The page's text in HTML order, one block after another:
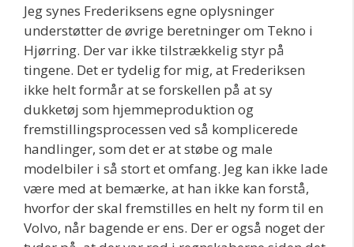
Jeg synes Frederiksens egne oplysninger
understøtter de øvrige beretninger om Tekno i
Hjørring. Der var ikke tilstrækkelig styr på
tingene. Det er tydelig for mig, at Frederiksen
ikke helt formår at se forskellen på at sy
dukketøj som hjemmeproduktion og
fremstillingsprocessen ved så komplicerede
handlinger, som det er at støbe og male
modelbiler i så stort et omfang. Jeg kan ikke lade
være med at bemærke, at han ikke kan forstå,
hvorfor der skal fremstilles en helt ny form til en
Volvo, når bagende er ens. Der er også noget der